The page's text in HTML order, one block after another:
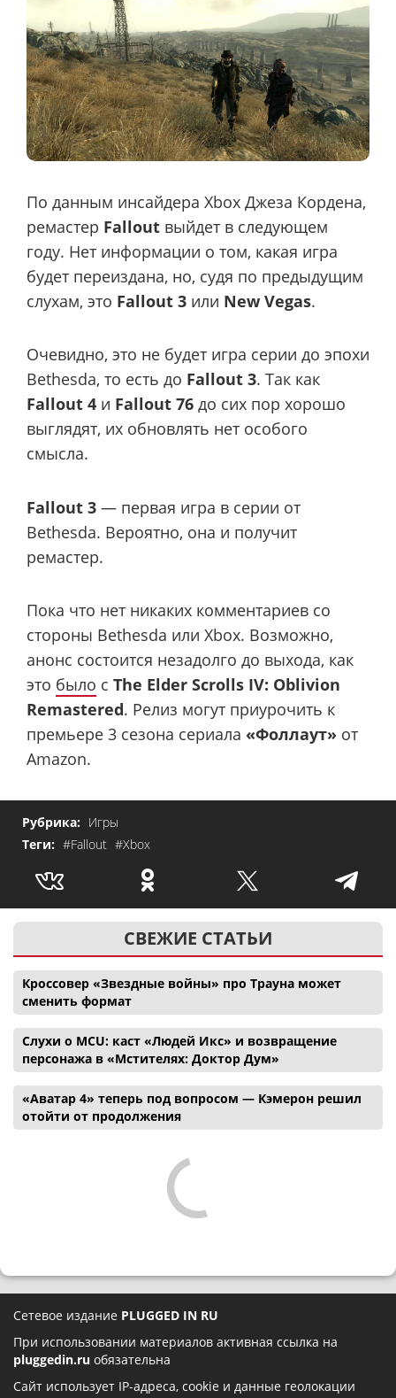
По данным инсайдера Xbox Джеза Кордена,
ремастер Fallout выйдет в следующем
году. Нет информации о том, какая игра
будет переиздана, но, судя по предыдущим
слухам, это Fallout 3 или New Vegas.
Очевидно, это не будет игра серии до эпохи
Bethesda, то есть до Fallout 3. Так как
Fallout 4 и Fallout 76 до сих пор хорошо
выглядят, их обновлять нет особого
смысла.
Fallout 3 — первая игра в серии от
Bethesda. Вероятно, она и получит
ремастер.
Пока что нет никаких комментариев со
стороны Bethesda или Xbox. Возможно,
анонс состоится незадолго до выхода, как
это было с The Elder Scrolls IV: Oblivion
Remastered. Релиз могут приурочить к
премьере 3 сезона сериала «Фоллаут» от
Amazon.
Рубрика: Игры
Теги: #Fallout #Xbox
СВЕЖИЕ СТАТЬИ
Кроссовер «Звездные войны» про Трауна может
сменить формат
Слухи о MCU: каст «Людей Икс» и возвращение
персонажа в «Мстителях: Доктор Дум»
«Аватар 4» теперь под вопросом — Кэмерон решил
отойти от продолжения
Сетевое издание PLUGGED IN RU
При использовании материалов активная ссылка на
pluggedin.ru обязательна
Сайт использует IP-адреса, cookie и данные геолокации